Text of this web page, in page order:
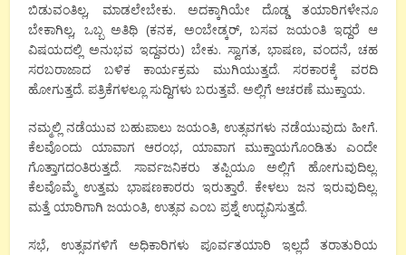
ಬಿಡುವಂತಿಲ್ಲ, ಮಾಡಲೇಬೇಕು. ಅದಕ್ಕಾಗಿಯೇ ದೊಡ್ಡ ತಯಾರಿಗಳೇನೂ
ಬೇಕಾಗಿಲ್ಲ, ಒಬ್ಬ ಅತಿಥಿ (ಕನಕ, ಅಂಬೇಡ್ಕರ್, ಬಸವ ಜಯಂತಿ ಇದ್ದರೆ ಆ
ವಿಷಯದಲ್ಲಿ ಅನುಭವ ಇದ್ದವರು) ಬೇಕು. ಸ್ವಾಗತ, ಭಾಷಣ, ವಂದನೆ, ಚಹ
ಸರಬರಾಜಾದ ಬಳಿಕ ಕಾರ್ಯಕ್ರಮ ಮುಗಿಯುತ್ತದೆ. ಸರಕಾರಕ್ಕೆ ವರದಿ
ಹೋಗುತ್ತದೆ. ಪತ್ರಿಕೆಗಳಲ್ಲೂ ಸುದ್ದಿಗಳು ಬರುತ್ತವೆ. ಅಲ್ಲಿಗೆ ಆಚರಣೆ ಮುಕ್ತಾಯ.
ನಮ್ಮಲ್ಲಿ ನಡೆಯುವ ಬಹುಪಾಲು ಜಯಂತಿ, ಉತ್ಸವಗಳು ನಡೆಯುವುದು ಹೀಗೆ.
ಕೆಲವೊಂದು ಯಾವಾಗ ಆರಂಭ, ಯಾವಾಗ ಮುಕ್ತಾಯಗೊಂಡಿತು ಎಂದೇ
ಗೊತ್ತಾಗದಂತಿರುತ್ತದೆ. ಸಾರ್ವಜನಿಕರು ತಪ್ಪಿಯೂ ಅಲ್ಲಿಗೆ ಹೋಗುವುದಿಲ್ಲ.
ಕೆಲವೊಮ್ಮೆ ಉತ್ತಮ ಭಾಷಣಕಾರರು ಇರುತ್ತಾರೆ. ಕೇಳಲು ಜನ ಇರುವುದಿಲ್ಲ.
ಮತ್ತೆ ಯಾರಿಗಾಗಿ ಜಯಂತಿ, ಉತ್ಸವ ಎಂಬ ಪ್ರಶ್ನೆ ಉದ್ಭವಿಸುತ್ತದೆ.
ಸಭೆ, ಉತ್ಸವಗಳಿಗೆ ಅಧಿಕಾರಿಗಳು ಪೂರ್ವತಯಾರಿ ಇಲ್ಲದೆ ತರಾತುರಿಯ